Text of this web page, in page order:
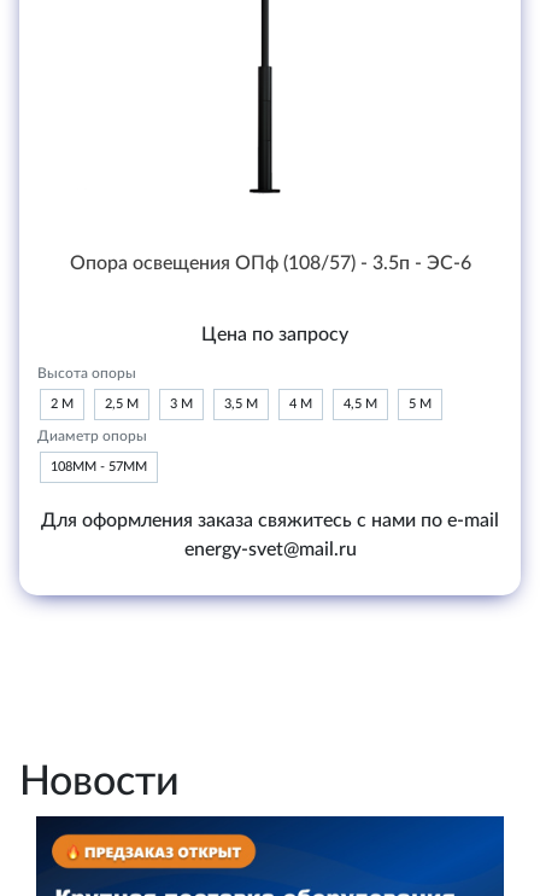
Опора освещения ОПф (108/57) - 3.5п - ЭС-6
Цена по запросу
Высота опоры
2 М 2,5 М 3 М 3,5 М 4 М 4,5 М 5 М
Диаметр опоры
108ММ - 57ММ
Для оформления заказа свяжитесь с нами по e-mail
energy-svet@mail.ru
Новости